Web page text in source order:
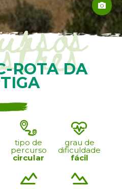
ROTA DA
tipo de
percurso
circular
grau de
dificuldade
fácil